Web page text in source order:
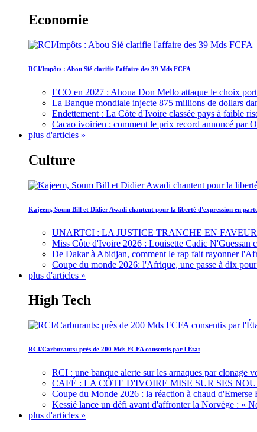
Economie
RCI/Impôts : Abou Sié clarifie l'affaire des 39 Mds FCFA
ECO en 2027 : Ahoua Don Mello attaque le choix
La Banque mondiale injecte 875 millions de dollars
Endettement : La Côte d'Ivoire classée pays à faible
Cacao ivoirien : comment le prix record annoncé par
plus d'articles »
Culture
Kajeem, Soum Bill et Didier Awadi chantent pour la liberté d'expression en
UNARTCI : LA JUSTICE TRANCHE EN
Miss Côte d'Ivoire 2026 : Louisette Cadic N'Guessan
De Dakar à Abidjan, comment le rap fait rayonner
Coupe du monde 2026: l'Afrique, une passe à dix
plus d'articles »
High Tech
RCI/Carburants: près de 200 Mds FCFA consentis par l'État
RCI : une banque alerte sur les arnaques par clonage
CAFÉ : LA CÔTE D'IVOIRE MISE SUR SES
Coupe du Monde 2026 : la réaction à chaud d'Emerse
Kessié lance un défi avant d'affronter la Norvège : «
plus d'articles »